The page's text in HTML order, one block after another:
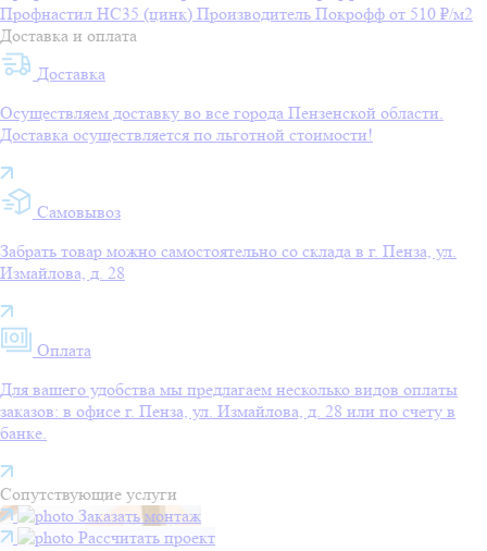
Профнастил НС35 (цинк) Производитель Покрофф от 510 ₽/м2
Доставка и оплата
Доставка
Осуществляем доставку во все города Пензенской области.
Доставка осуществляется по льготной стоимости!
Самовывоз
Забрать товар можно самостоятельно со склада в г. Пенза, ул.
Измайлова, д. 28
Оплата
Для вашего удобства мы предлагаем несколько видов оплаты
заказов: в офисе г. Пенза, ул. Измайлова, д. 28 или по счету в
банке.
Сопутствующие услуги
Заказать монтаж
Рассчитать проект